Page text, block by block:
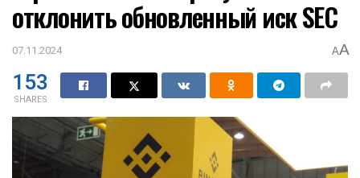
отклонить обновленный иск SEC
07.11.2024 AA
153
SHARES